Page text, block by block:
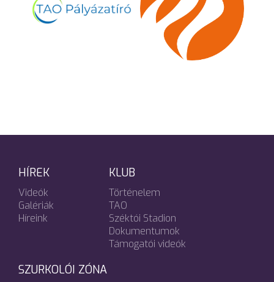
HÍREK
Videók
Galériák
Híreink
KLUB
Történelem
TAO
Széktói Stadion
Dokumentumok
Támogatói videók
SZURKOLÓI ZÓNA